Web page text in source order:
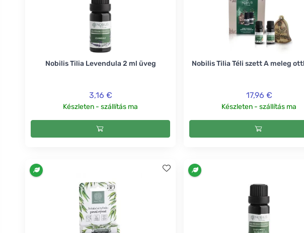
Nobilis Tilia Levendula 2 ml üveg
3,16 €
Készleten - szállítás ma
Nobilis Tilia Téli szett A meleg
17,96 €
Készleten - szállítás ma